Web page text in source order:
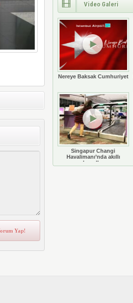
Video Galeri
Nereye Baksak Cumhuriyet
Singapur Changi
Havalimanı’nda akıllı
bavullar